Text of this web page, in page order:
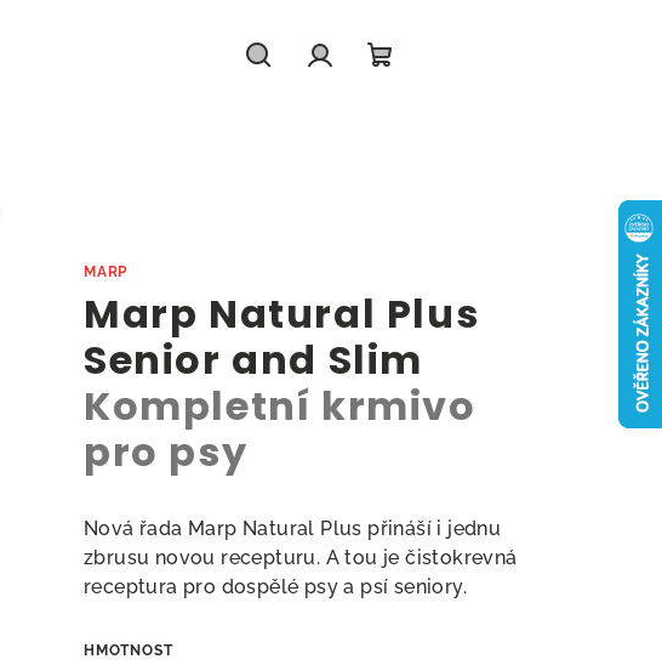
MARP
Marp Natural Plus
Senior and Slim
Kompletní krmivo
pro psy
Nová řada Marp Natural Plus přináší i jednu
zbrusu novou recepturu. A tou je čistokrevná
receptura pro dospělé psy a psí seniory.
HMOTNOST